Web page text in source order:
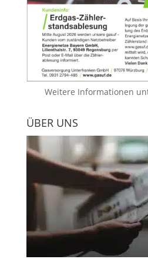
Weitere Informationen
ÜBER UNS